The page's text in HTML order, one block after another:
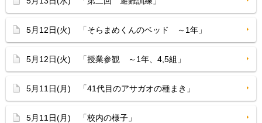
5月12日(火) 「そらまめくんのベッド ～1年」
5月12日(火) 「授業参観 ～1年、4,5組」
5月11日(月) 「41代目のアサガオの種まき」
5月11日(月) 「校内の様子」